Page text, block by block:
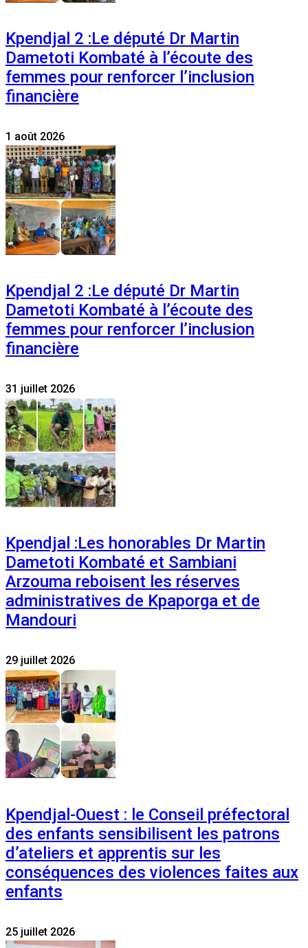
Kpendjal 2 :Le député Dr Martin
Dametoti Kombaté à l’écoute des
femmes pour renforcer l’inclusion
financière
1 août 2026
Kpendjal 2 :Le député Dr Martin
Dametoti Kombaté à l’écoute des
femmes pour renforcer l’inclusion
financière
31 juillet 2026
Kpendjal :Les honorables Dr Martin
Dametoti Kombaté et Sambiani
Arzouma reboisent les réserves
administratives de Kpaporga et de
Mandouri
29 juillet 2026
Kpendjal-Ouest : le Conseil préfectoral
des enfants sensibilisent les patrons
d’ateliers et apprentis sur les
conséquences des violences faites aux
enfants
25 juillet 2026